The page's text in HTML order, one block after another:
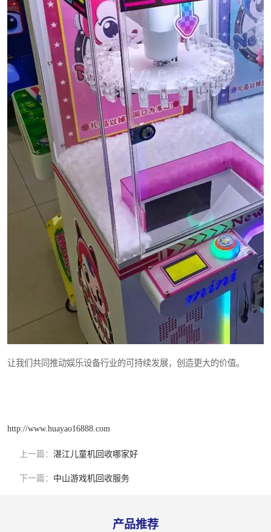
让我们共同推动娱乐设备行业的可持续发展，创造更大的价值。
http://www.huayao16888.com
上一篇： 湛江儿童机回收哪家好
下一篇： 中山游戏机回收服务
产品推荐